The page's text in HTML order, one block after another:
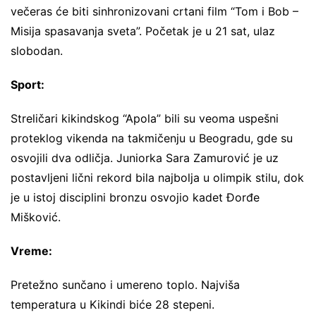
večeras će biti sinhronizovani crtani film “Tom i Bob –
Misija spasavanja sveta”. Početak je u 21 sat, ulaz
slobodan.
Sport:
Streličari kikindskog “Apola” bili su veoma uspešni
proteklog vikenda na takmičenju u Beogradu, gde su
osvojili dva odličja. Juniorka Sara Zamurović je uz
postavljeni lični rekord bila najbolja u olimpik stilu, dok
je u istoj disciplini bronzu osvojio kadet Đorđe
Mišković.
Vreme:
Pretežno sunčano i umereno toplo. Najviša
temperatura u Kikindi biće 28 stepeni.